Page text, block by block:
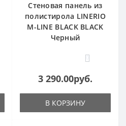
Стеновая панель из
полистирола LINERIO
M-LINE BLACK BLACK
Черный
0
3 290.00руб.
В КОРЗИНУ